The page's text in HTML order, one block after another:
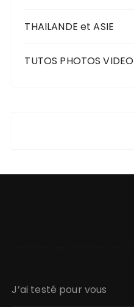
THAILANDE et ASIE
TUTOS PHOTOS VIDEO
J’ai testé pour vous